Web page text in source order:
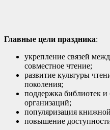
Главные цели праздника:
укрепление связей
совместное чтение;
развитие культуры
поколения;
поддержка библиотек и
организаций;
популяризация
повышение